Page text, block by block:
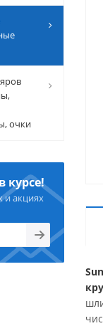
очки
курсе!
и акциях